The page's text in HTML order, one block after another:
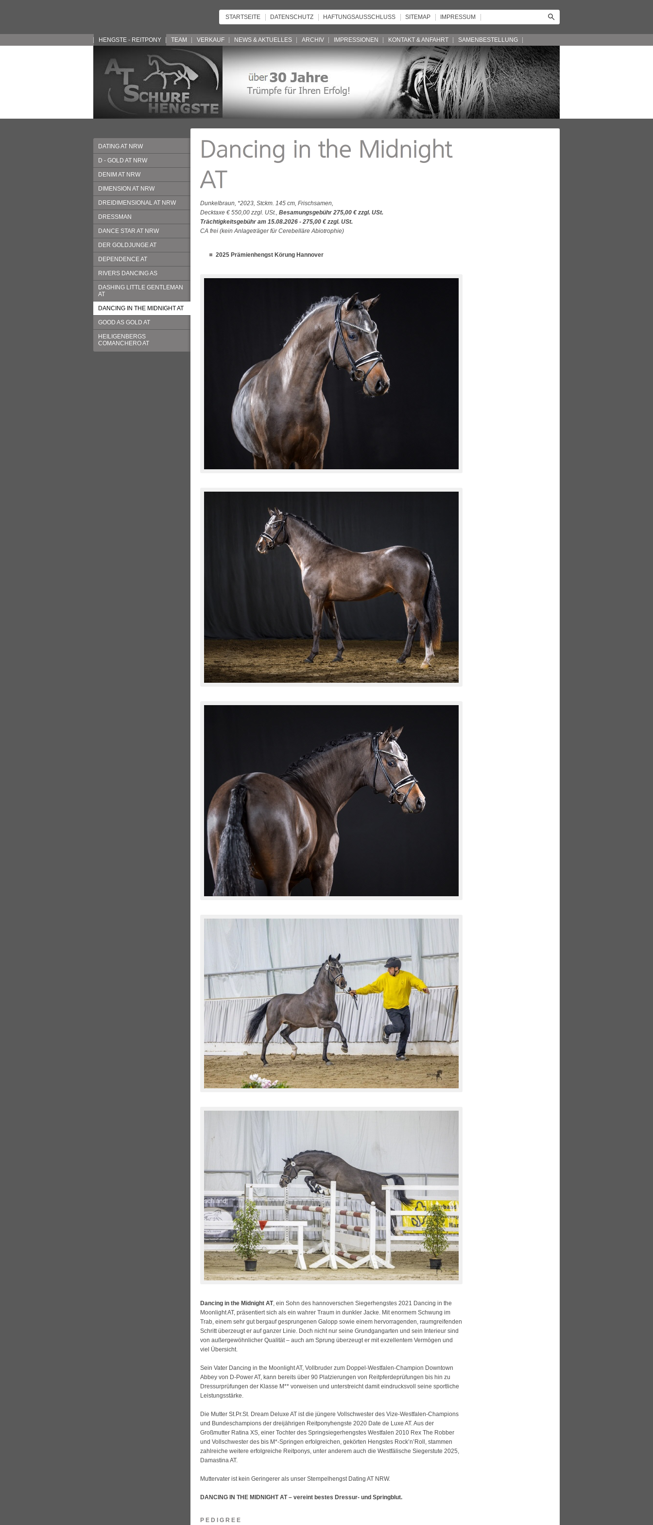
IMPRESSUM
SITEMAP
HAFTUNGSAUSSCHLUSS
DATENSCHUTZ
STARTSEITE
HENGSTE - REITPONY TEAM VERKAUF NEWS & AKTUELLES ARCHIV IMPRESSIONEN KONTAKT & ANFAHRT SAMENBESTELLUNG
DATING AT NRW
D - GOLD AT NRW
DENIM AT NRW
DIMENSION AT NRW
DREIDIMENSIONAL AT NRW
DRESSMAN
DANCE STAR AT NRW
DER GOLDJUNGE AT
DEPENDENCE AT
RIVERS DANCING AS
DASHING LITTLE GENTLEMAN
AT
DANCING IN THE MIDNIGHT AT
GOOD AS GOLD AT
HEILIGENBERGS
COMANCHERO AT
Dunkelbraun, *2023, Stckm. 145 cm, Frischsamen,
Decktaxe € 550,00 zzgl. USt., Besamungsgebühr 275,00 € zzgl. USt.
Trächtigkeitsgebühr am 15.08.2026 - 275,00 € zzgl. USt.
CA frei (kein Anlageträger für Cerebelläre Abiotrophie)
2025 Prämienhengst Körung Hannover
Dancing in the Midnight AT, ein Sohn des hannoverschen Siegerhengstes 2021 Dancing in the
Moonlight AT, präsentiert sich als ein wahrer Traum in dunkler Jacke. Mit enormem Schwung im
Trab, einem sehr gut bergauf gesprungenen Galopp sowie einem hervorragenden, raumgreifenden
Schritt überzeugt er auf ganzer Linie. Doch nicht nur seine Grundgangarten und sein Interieur sind
von außergewöhnlicher Qualität – auch am Sprung überzeugt er mit exzellentem Vermögen und
viel Übersicht.
Sein Vater Dancing in the Moonlight AT, Vollbruder zum Doppel-Westfalen-Champion Downtown
Abbey von D-Power AT, kann bereits über 90 Platzierungen von Reitpferdeprüfungen bis hin zu
Dressurprüfungen der Klasse M** vorweisen und unterstreicht damit eindrucksvoll seine sportliche
Leistungsstärke.
Die Mutter St.Pr.St. Dream Deluxe AT ist die jüngere Vollschwester des Vize-Westfalen-Champions
und Bundeschampions der dreijährigen Reitponyhengste 2020 Date de Luxe AT. Aus der
Großmutter Ratina XS, einer Tochter des Springsiegerhengstes Westfalen 2010 Rex The Robber
und Vollschwester des bis M*-Springen erfolgreichen, gekörten Hengstes Rock’n’Roll, stammen
zahlreiche weitere erfolgreiche Reitponys, unter anderem auch die Westfälische Siegerstute 2025,
Damastina AT.
Muttervater ist kein Geringerer als unser Stempelhengst Dating AT NRW.
DANCING IN THE MIDNIGHT AT – vereint bestes Dressur- und Springblut.
PEDIGREE